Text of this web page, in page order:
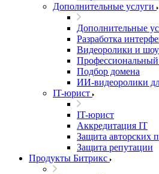
Дополнительные услуги
Дополнительные
Разработка
Видеоролики и
Подбор домена
ИИ-видеоролики
IT-юрист
IT-юрист
Аккредитация IT
Защита авторских
Защита репутации
Продукты Битрикс